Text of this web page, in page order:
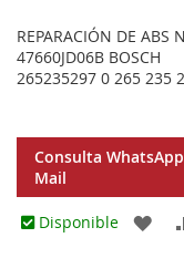
REPARACIÓN DE ABS
47660JD06B BOSCH
265235297 0 265 235
Consulta
Mail
Disponible